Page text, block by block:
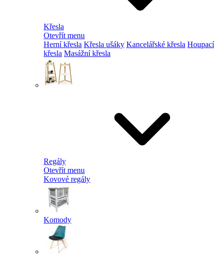
Křesla
Otevřít menu
Herní křesla Křesla ušáky Kancelářské křesla Houpací
křesla Masážní křesla
Regály
Otevřít menu
Kovové regály
Komody